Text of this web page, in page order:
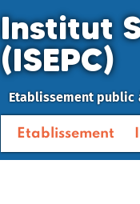
Institut
(ISEPC)
Etablissement public
Etablissement